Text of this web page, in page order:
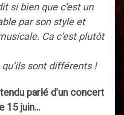
si bien que c’est un
par son style et
Ca c’est plutôt
sont différents !
parlé d’un concert
15 juin…